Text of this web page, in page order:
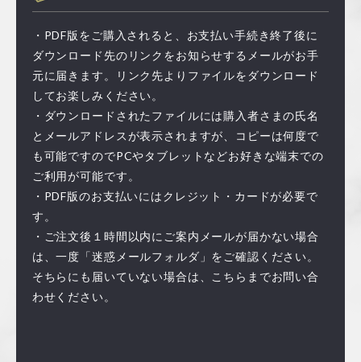
・PDF版をご購入されると、お支払い手続き終了後に
ダウンロード先のリンクをお知らせするメールがお手
元に届きます。リンク先よりファイルをダウンロード
してお楽しみください。
・ダウンロードされたファイルには購入者さまの氏名
とメールアドレスが表示されますが、コピーは何度で
も可能ですのでPCやタブレットなどお好きな端末での
ご利用が可能です。
・PDF版のお支払いにはクレジット・カードが必要で
す。
・ご注文後１時間以内にご案内メールが届かない場合
は、一度「迷惑メールフォルダ」をご確認ください。
そちらにも届いていない場合は、こちらまでお問い合
わせください。